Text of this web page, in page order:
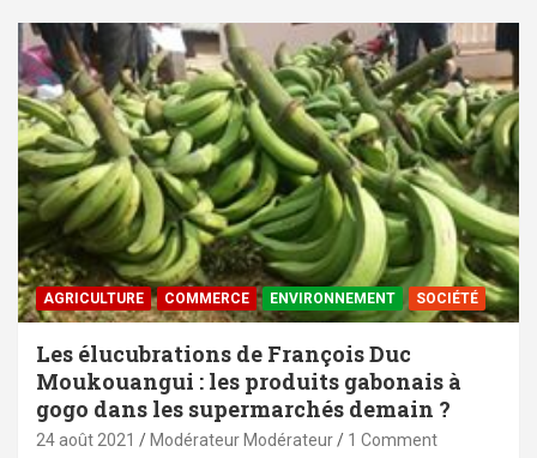
AGRICULTURE COMMERCE ENVIRONNEMENT SOCIÉTÉ
Les élucubrations de François Duc
Moukouangui : les produits gabonais à
gogo dans les supermarchés demain ?
24 août 2021 Modérateur Modérateur 1 Comment